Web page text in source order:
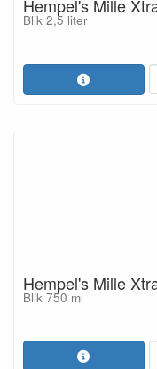
Hempel's Mille
Blik 2,5 liter
Hempel's Mille
Blik 750 ml